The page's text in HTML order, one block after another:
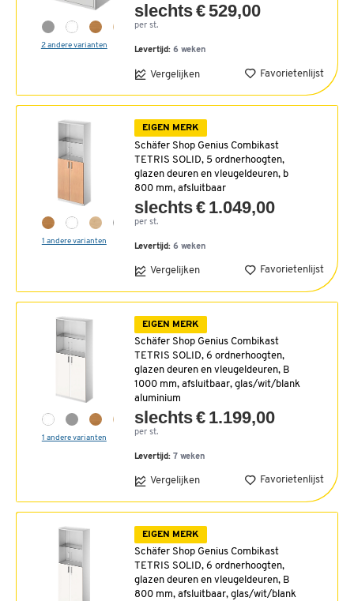
2 andere varianten
slechts € 529,00
per st.
Levertijd: 6 weken
Vergelijken Favorietenlijst
1 andere varianten
EIGEN MERK
Schäfer Shop Genius Combikast
TETRIS SOLID, 5 ordnerhoogten,
glazen deuren en vleugeldeuren, b
800 mm, afsluitbaar
slechts € 1.049,00
per st.
Levertijd: 6 weken
Vergelijken Favorietenlijst
1 andere varianten
EIGEN MERK
Schäfer Shop Genius Combikast
TETRIS SOLID, 6 ordnerhoogten,
glazen deuren en vleugeldeuren, B
1000 mm, afsluitbaar, glas/wit/blank
aluminium
slechts € 1.199,00
per st.
Levertijd: 7 weken
Vergelijken Favorietenlijst
EIGEN MERK
Schäfer Shop Genius Combikast
TETRIS SOLID, 6 ordnerhoogten,
glazen deuren en vleugeldeuren, B
800 mm, afsluitbaar, glas/wit/blank